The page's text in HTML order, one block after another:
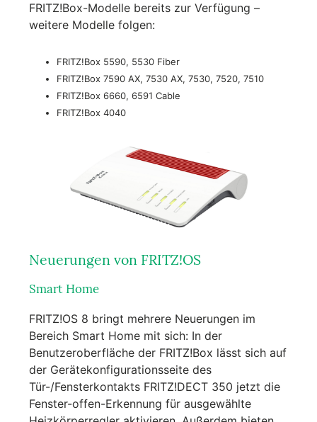
FRITZ!Box-Modelle bereits zur Verfügung –
weitere Modelle folgen:
FRITZ!Box 5590, 5530 Fiber
FRITZ!Box 7590 AX, 7530 AX, 7530, 7520, 7510
FRITZ!Box 6660, 6591 Cable
FRITZ!Box 4040
Neuerungen von FRITZ!OS
Smart Home
FRITZ!OS 8 bringt mehrere Neuerungen im
Bereich Smart Home mit sich: In der
Benutzeroberfläche der FRITZ!Box lässt sich auf
der Gerätekonfigurationsseite des
Tür-/Fensterkontakts FRITZ!DECT 350 jetzt die
Fenster-offen-Erkennung für ausgewählte